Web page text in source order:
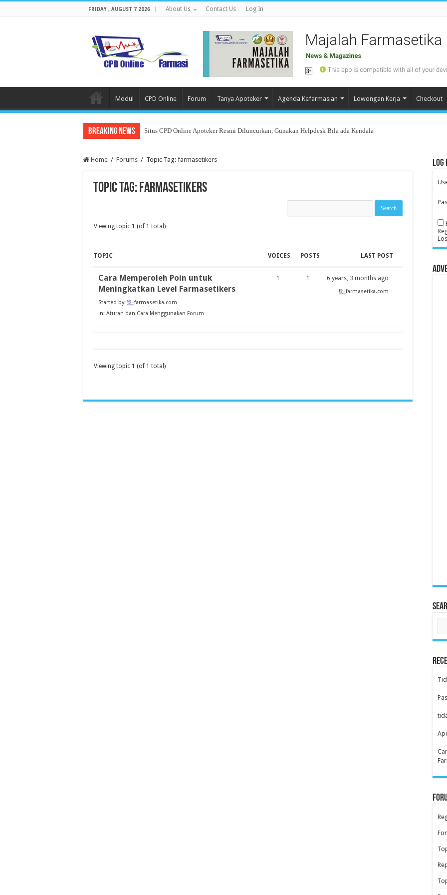
FRIDAY , AUGUST 7 2026 About Us Contact Us Log In
Modul CPD Online Forum Tanya Apoteker Agenda Kefarmasian Lowongan Kerja Checkout
Breaking News Situs CPD Online Apoteker Resmi Diluncurkan, Gunakan Helpdesk Bila ada Kendala
Home / Forums / Topic Tag: farmasetikers
Topic Tag: farmasetikers
Viewing topic 1 (of 1 total)
TOPIC VOICES POSTS LAST POST
Cara Memperoleh Poin untuk
Meningkatkan Level Farmasetikers
Started by:
farmasetika.com
in: Aturan dan Cara Menggunakan Forum
1 1 6 years, 3 months ago
farmasetika.com
Viewing topic 1 (of 1 total)